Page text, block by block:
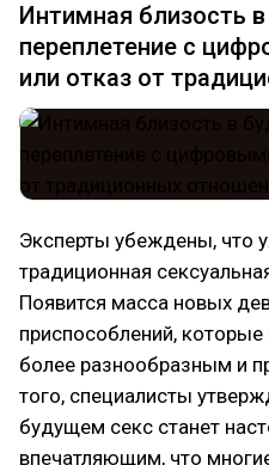
Интимная близость
переплетение с
или отказ от
Эксперты убеждены, что
традиционная
Появится масса новых
приспособлений,
более разнообразным и
того, специалисты
будущем секс станет
впечатляющим, что